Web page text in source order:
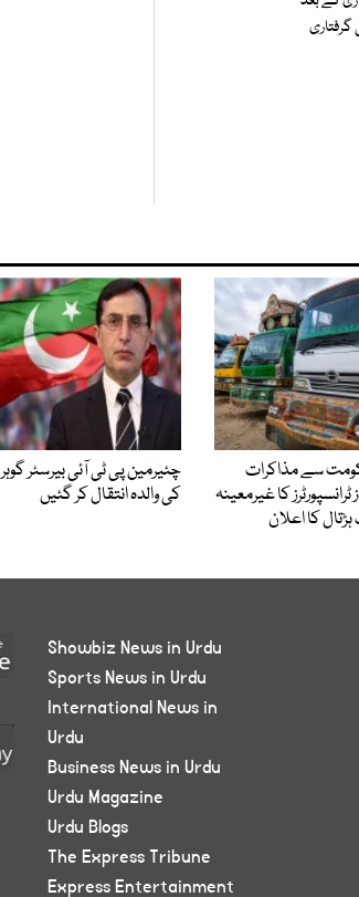
سے مذاکرات
ٹرانسپورٹرز کا غیرمعینہ
کا اعلان
چئیرمین پی ٹی آئی بیرسٹر گوہر
کی والدہ انتقال کر گئیں
Showbiz News in Urdu
Sports News in Urdu
International News in
Urdu
Business News in Urdu
Urdu Magazine
Urdu Blogs
The Express Tribune
Express Entertainment